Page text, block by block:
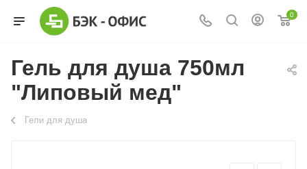
0
Гель для душа 750мл
"Липовый мед"
Гели для душа